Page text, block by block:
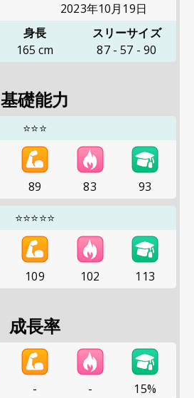
2023年10月19日
身長
165 cm
スリーサイズ
87-57 - 90
基礎能力
⭐⭐⭐
89 83
93
⭐⭐⭐⭐⭐
109 102 113
成長率
- - 15%